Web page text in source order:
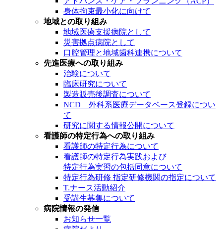
身体拘束最小化に向けて
地域との取り組み
地域医療支援病院として
災害拠点病院として
口腔管理と地域歯科連携について
先進医療への取り組み
治験について
臨床研究について
製造販売後調査について
NCD 外科系医療データベース登録につい
て
研究に関する情報公開について
看護師の特定行為への取り組み
看護師の特定行為について
看護師の特定行為実践および
特定行為実習の包括同意について
特定行為研修 指定研修機関の指定について
T.ナース活動紹介
受講生募集について
病院情報の発信
お知らせ一覧